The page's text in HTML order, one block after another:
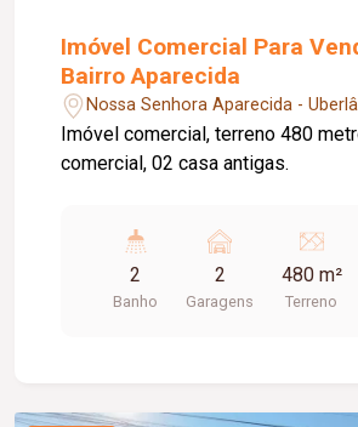
Imóvel Comercial Para
Bairro Aparecida
Nossa Senhora Aparecida -
Imóvel comercial, terreno 480 metros. 02 pontos
comercial, 02 casa antigas.
2
Banho
2
Garagens
480 m²
Terreno